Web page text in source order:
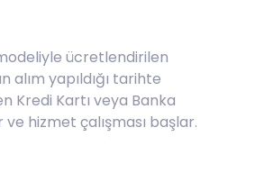
ücretlendirilen
alım yapıldığı tarihte
Kredi Kartı veya Banka
ve hizmet çalışması başlar.